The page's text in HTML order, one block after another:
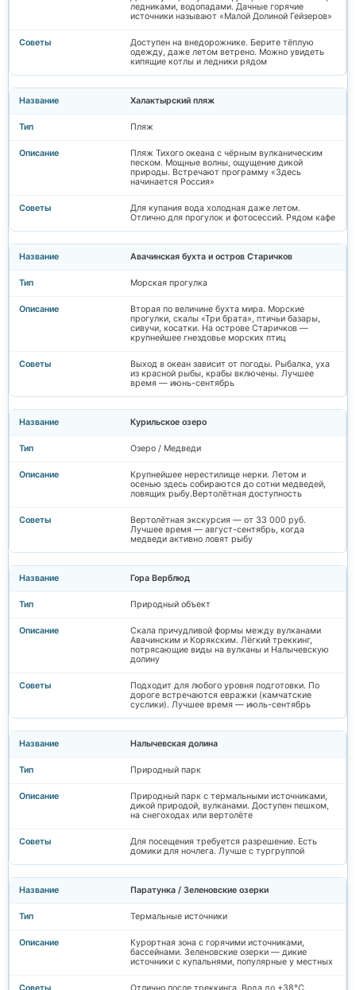
ледниками, водопадами. Дачные горячие
источники называют «Малой Долиной Гейзеров»
Доступен на внедорожнике. Берите тёплую
одежду, даже летом ветрено. Можно увидеть
кипящие котлы и ледники рядом
Халактырский пляж
Пляж
Пляж Тихого океана с чёрным вулканическим
песком. Мощные волны, ощущение дикой
природы. Встречают программу «Здесь
начинается Россия»
Для купания вода холодная даже летом.
Отлично для прогулок и фотосессий. Рядом кафе
Авачинская бухта и остров Старичков
Морская прогулка
Вторая по величине бухта мира. Морские
прогулки, скалы «Три брата», птичьи базары,
сивучи, косатки. На острове Старичков —
крупнейшее гнездовье морских птиц
Выход в океан зависит от погоды. Рыбалка, уха
из красной рыбы, крабы включены. Лучшее
время — июнь-сентябрь
Курильское озеро
Озеро / Медведи
Крупнейшее нерестилище нерки. Летом и
осенью здесь собираются до сотни медведей,
ловящих рыбу.Вертолётная доступность
Вертолётная экскурсия — от 33 000 руб.
Лучшее время — август-сентябрь, когда
медведи активно ловят рыбу
Гора Верблюд
Природный объект
Скала причудливой формы между вулканами
Авачинским и Корякским. Лёгкий треккинг,
потрясающие виды на вулканы и Налычевскую
долину
Подходит для любого уровня подготовки. По
дороге встречаются евражки (камчатские
суслики). Лучшее время — июль-сентябрь
Налычевская долина
Природный парк
Природный парк с термальными источниками,
дикой природой, вулканами. Доступен пешком,
на снегоходах или вертолёте
Для посещения требуется разрешение. Есть
домики для ночлега. Лучше с тургруппой
Паратунка / Зеленовские озерки
Термальные источники
Курортная зона с горячими источниками,
бассейнами. Зеленовские озерки — дикие
источники с купальнями, популярные у местных
Отлично после треккинга. Вода до +38°C.